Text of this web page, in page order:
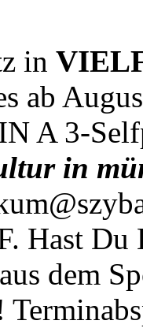
in
ab
A 3-
in
Hast Du
dem